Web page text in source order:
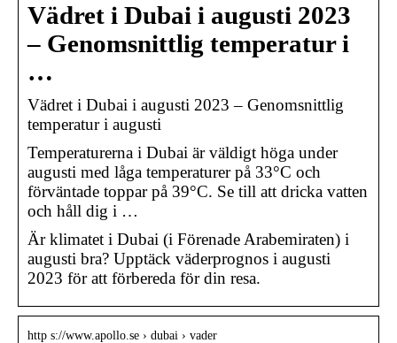
Vädret i Dubai i augusti 2023
– Genomsnittlig temperatur i
…
Vädret i Dubai i augusti 2023 – Genomsnittlig
temperatur i augusti
Temperaturerna i Dubai är väldigt höga under
augusti med låga temperaturer på 33°C och
förväntade toppar på 39°C. Se till att dricka vatten
och håll dig i …
Är klimatet i Dubai (i Förenade Arabemiraten) i
augusti bra? Upptäck väderprognos i augusti
2023 för att förbereda för din resa.
http s://www.apollo.se › dubai › vader